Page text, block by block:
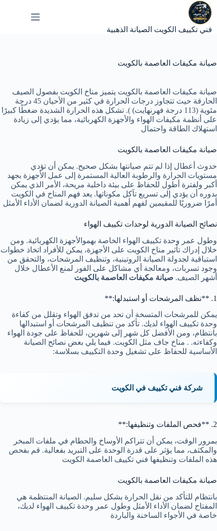
التجاوز
إلى
المحتوى
فني تكييف الكويت الصيانة الذهبية
صيانة مكيفات العاصمة بالكويت
صيانة مكيفات العاصمة بالكويت يتميز مناخ الكويت بفصول الصيف
الحارقة حيث تتجاوز درجات الحرارة في كثير من الأحيان 45 درجة
مئوية (113 درجة فهرنهايت) ). تشكل هذه الحرارة الشديدة ضغطًا كبيرًا
على أنظمة مكيفات الهواء والأجهزة الكهربائية، مما يؤدي إلى زيادة
استهلاك الطاقة واحتمال
صيانة مكيفات العاصمة بالكويت
حدوث أعطال إذا لم تتم صيانتها بشكل صحيح. يمكن أن تؤدي
مستويات الحرارة والرطوبة العالية المستمرة إلى عمل الأجهزة بجهد
أكبر ولفترة أطول للحفاظ على بيئة داخلية مريحة، الأمر الذي يمكن
بدوره أن يؤدي إلى تسريع تآكل مكوناتها. يعد فهم المناخ في الكويت
أمرًا ضروريًا للمقيمين لفهم أهمية الصيانة الدورية لضمان الأداء الأمثل
نصائح الصيانة الدورية لوحدات تكييف الهواء
وطول عمر وحدة تكييف الهواء الخاصة بهموالأجهزة الكهربائية. ومن
خلال إدراك تأثير مناخ الكويت على الأجهزة، يمكن للأفراد اتخاذ خطوات
استباقية لجدولة الصيانة الروتينية، وتنظيف المرشحات، والتحقق من
وجود تسربات، ومعالجة أي مشاكل على الفور لمنع الأعطال خلال
أشهر الصيف. صيانة مكيفات العاصمة بالكويت
1. **نظف المرشحات أو استبدلها:**
يمكن للمرشحات المتسخة أن تحد من تدفق الهواء وتقلل من كفاءة
وحدة تكييف الهواء لديك. تأكد من تنظيف المرشحات أو استبدالها
بانتظام، ومن الأفضل كل شهر إلى شهرين، للحفاظ على جودة الهواء
وكفاءته. . مناخ جاف مثل الكويت. فيما يلي بعض نصائح الصيانة
الأساسية للحفاظ على تشغيل وحدة التكييف بسلاسة:
شركة فني تكييف في الكويت
2. **فحص الملفات وتنظيفها:**
بمرور الوقت، يمكن أن تتراكم الأوساخ والحطام في ملفات المبخر
والمكثف، مما يؤثر على قدرة الوحدة على التبريد بفعالية. قم بفحص
هذه الملفات وتنظيفها فني تكييف العاصمة الكويت
صيانة مكيفات العاصمة بالكويت
بانتظام للتأكد من نقل الحرارة بشكل سليم. الصيانة المنتظمة هي
المفتاح لضمان الأداء الأمثل وطول عمر وحدة تكييف الهواء لديك،
خاصة في الأجواء الساخنة والباردة